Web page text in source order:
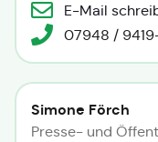
E-Mail
07948 /
Simone Förch
Presse- und